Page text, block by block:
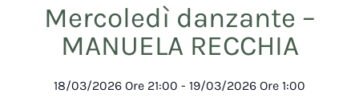
Mercoledì danzante –
MANUELA RECCHIA
18/03/2026 Ore 21:00 - 19/03/2026 Ore 1:00